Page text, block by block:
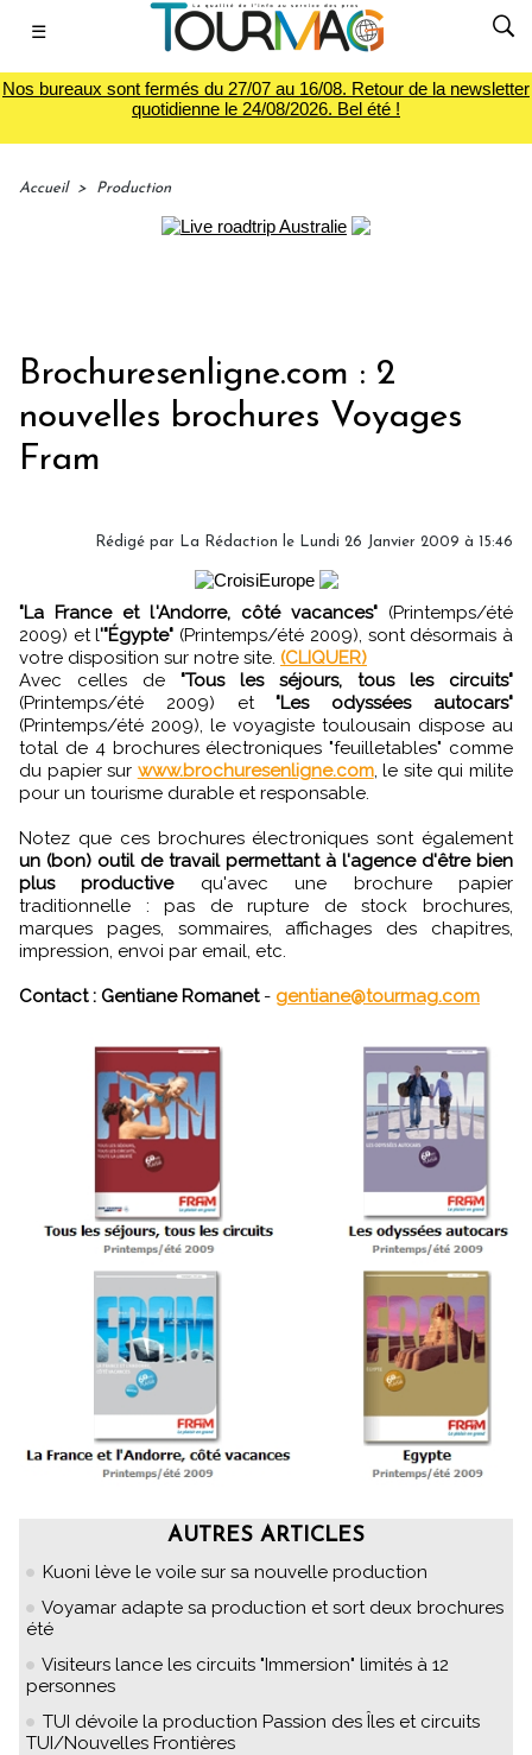
☰
Nos bureaux sont fermés du 27/07 au 16/08. Retour de la newsletter
quotidienne le 24/08/2026. Bel été !
Accueil > Production
Brochuresenligne.com : 2
nouvelles brochures Voyages
Fram
Rédigé par La Rédaction le Lundi 26 Janvier 2009 à 15:46
"La France et l'Andorre, côté vacances"(Printemps/été
2009) et l'"Égypte" (Printemps/été 2009), sont désormais à
votre disposition sur notre site. (CLIQUER)
Avec celles de "Tous les séjours, tous les circuits"
(Printemps/été 2009) et"Les odyssées autocars"
(Printemps/été 2009), le voyagiste toulousain dispose au
total de 4 brochures électroniques "feuilletables" comme
du papier sur www.brochuresenligne.com, le site qui milite
pour un tourisme durable et responsable.
Notez que ces brochures électroniques sont également
un (bon) outil de travail permettant à l'agence d'être bien
plus productivequ'avec une brochure papier
traditionnelle : pas de rupture de stock brochures,
marques pages, sommaires, affichages des chapitres,
impression, envoi par email, etc.
Contact : Gentiane Romanet - gentiane@tourmag.com
AUTRES ARTICLES
Kuoni lève le voile sur sa nouvelle production
Voyamar adapte sa production et sort deux brochures
été
Visiteurs lance les circuits "Immersion" limités à 12
personnes
TUI dévoile la production Passion des Îles et circuits
TUI/Nouvelles Frontières